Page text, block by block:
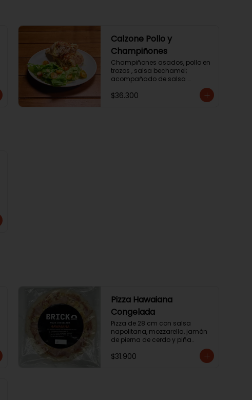
Calzone Pollo y
Champiñones
Champiñones asados, pollo en
trozos , salsa bechamel;
acompañado de salsa
casa o papas chip.
$36.300
Pizza Hawaiana
Congelada
Pizza de 28 cm con salsa
napolitana, mozzarella, jamón
de pierna de cerdo y piña..
$31.900